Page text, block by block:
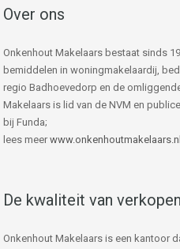
Over ons
Onkenhout Makelaars bestaat sinds
bemiddelen in woningmakelaardij,
regio Badhoevedorp en de
Makelaars is lid van de NVM en
bij Funda;
lees meer
De kwaliteit van verkopen
Onkenhout Makelaars is een kantoor